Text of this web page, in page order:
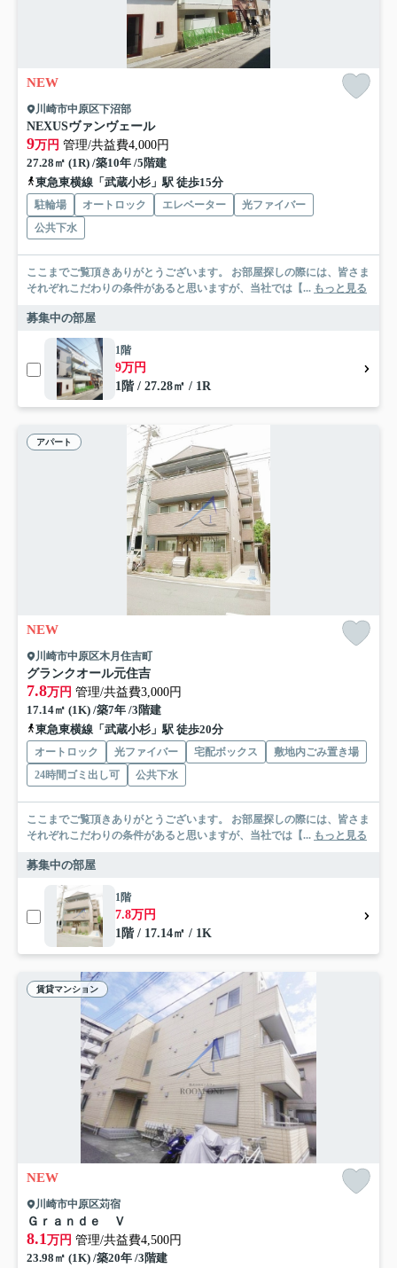
NEW
川崎市中原区下沼部
NEXUSヴァンヴェール
9万円 管理/共益費4,000円
27.28㎡ (1R) /築10年 /5階建
東急東横線「武蔵小杉」駅 徒歩15分
駐輪場 オートロック エレベーター
光ファイバー
公共下水
ここまでご覧頂きありがとうございます。 お部屋探しの際には、皆さま
それぞれこだわりの条件があると思いますが、当社では【... もっと見る
募集中の部屋
1階
9万円
1階 / 27.28㎡ / 1R
アパート
NEW
川崎市中原区木月住吉町
グランクオール元住吉
7.8万円 管理/共益費3,000円
17.14㎡ (1K) /築7年 /3階建
東急東横線「武蔵小杉」駅 徒歩20分
オートロック 光ファイバー 宅配ボックス
敷地内ごみ置き場
24時間ゴミ出し可
公共下水
ここまでご覧頂きありがとうございます。 お部屋探しの際には、皆さま
それぞれこだわりの条件があると思いますが、当社では【... もっと見る
募集中の部屋
1階
7.8万円
1階 / 17.14㎡ / 1K
賃貸マンション
NEW
川崎市中原区苅宿
Ｇｒａｎｄｅ Ｖ
8.1 万円 管理/共益費4,500円
23.98㎡ (1K) /築20年 /3階建